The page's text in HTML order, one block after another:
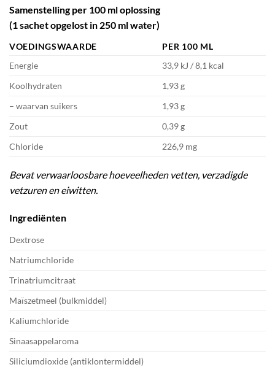
Samenstelling per 100 ml oplossing
(1 sachet opgelost in 250 ml water)
VOEDINGSWAARDE
PER 100 ML
Energie
33,9 kJ / 8,1 kcal
Koolhydraten
1,93 g
– waarvan suikers
1,93 g
Zout
0,39 g
Chloride
226,9 mg
Bevat verwaarloosbare hoeveelheden vetten, verzadigde
vetzuren en eiwitten.
Ingrediënten
Dextrose
Natriumchloride
Trinatriumcitraat
Maïszetmeel (bulkmiddel)
Kaliumchloride
Sinaasappelaroma
Siliciumdioxide (antiklontermiddel)